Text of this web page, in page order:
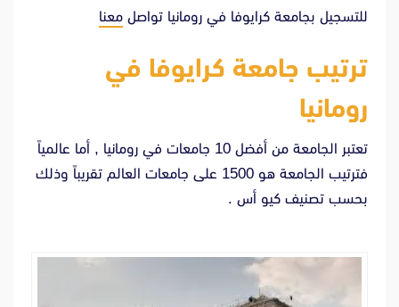
للتسجيل بجامعة كرايوفا في رومانيا تواصل معنا
ترتيب جامعة كرايوفا في
رومانيا
تعتبر الجامعة من أفضل 10 جامعات في رومانيا , أما عالمياً
فترتيب الجامعة هو 1500 على جامعات العالم تقريباً وذلك
بحسب تصنيف كيو أس .